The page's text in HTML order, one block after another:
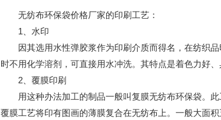
无纺布环保袋价格厂家的印刷工艺：
1、水印
因其选用水性弹胶浆作为印刷介质而得名，在纺织品
时不用化学溶剂，可直接用水冲洗。其特点是着色力好
2、覆膜印刷
用这种办法加工的制品一般叫复膜无纺布环保袋。此
覆膜工艺将印有图画的薄膜复合在无纺布上。一般大面